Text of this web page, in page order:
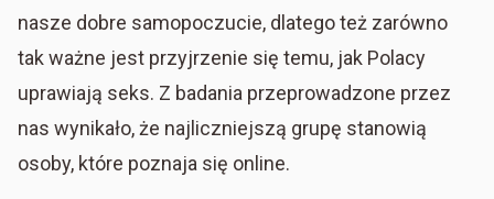
nasze dobre samopoczucie, dlatego też zarówno
tak ważne jest przyjrzenie się temu, jak Polacy
uprawiają seks. Z badania przeprowadzone przez
nas wynikało, że najliczniejszą grupę stanowią
osoby, które poznaja się online.